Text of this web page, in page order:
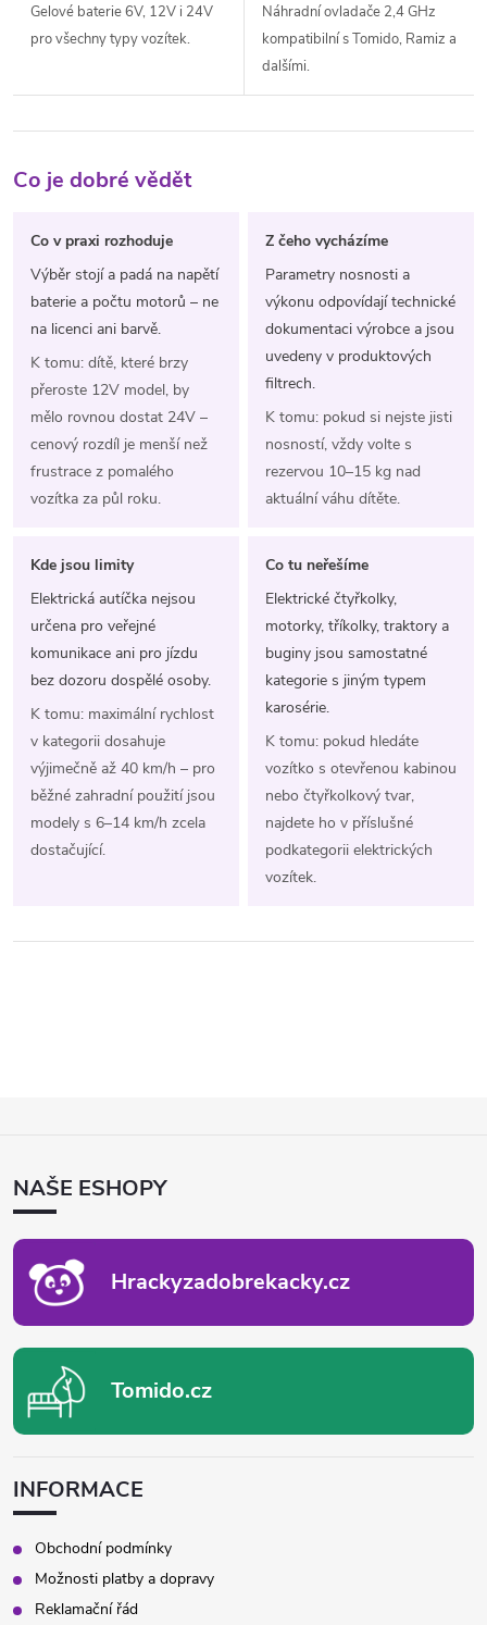
Gelové baterie 6V, 12V i 24V
pro všechny typy vozítek.
Náhradní ovladače 2,4 GHz
kompatibilní s Tomido, Ramiz a
dalšími.
Co je dobré vědět
Co v praxi rozhoduje
Výběr stojí a padá na napětí
baterie a počtu motorů – ne
na licenci ani barvě.
K tomu: dítě, které brzy
přeroste 12V model, by
mělo rovnou dostat 24V –
cenový rozdíl je menší než
frustrace z pomalého
vozítka za půl roku.
Z čeho vycházíme
Parametry nosnosti a
výkonu odpovídají technické
dokumentaci výrobce a jsou
uvedeny v produktových
filtrech.
K tomu: pokud si nejste jisti
nosností, vždy volte s
rezervou 10–15 kg nad
aktuální váhu dítěte.
Kde jsou limity
Elektrická autíčka nejsou
určena pro veřejné
komunikace ani pro jízdu
bez dozoru dospělé osoby.
K tomu: maximální rychlost
v kategorii dosahuje
výjimečně až 40 km/h – pro
běžné zahradní použití jsou
modely s 6–14 km/h zcela
dostačující.
Co tu neřešíme
Elektrické čtyřkolky,
motorky, tříkolky, traktory a
buginy jsou samostatné
kategorie s jiným typem
karosérie.
K tomu: pokud hledáte
vozítko s otevřenou kabinou
nebo čtyřkolkový tvar,
najdete ho v příslušné
podkategorii elektrických
vozítek.
ANAŠE ESHOPY
Hrackyzadobrekacky.cz
Tomido.cz
INFORMACE
Obchodní podmínky
Možnosti platby a dopravy
Reklamační řád